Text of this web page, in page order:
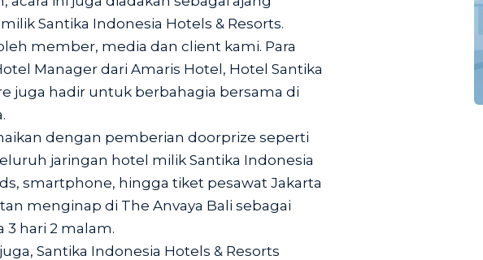
Santika Indonesia Hotels & Resorts.
member, media dan client kami. Para
Manager dari Amaris Hotel, Hotel Santika
juga hadir untuk berbahagia bersama di
dengan pemberian doorprize seperti
jaringan hotel milik Santika Indonesia
smartphone, hingga tiket pesawat Jakarta
menginap di The Anvaya Bali sebagai
3 hari 2 malam.
Santika Indonesia Hotels & Resorts